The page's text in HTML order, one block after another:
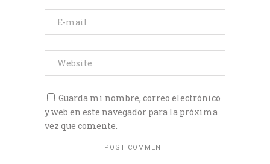
Guarda mi nombre, correo electrónico
y web en este navegador para la próxima
vez que comente.